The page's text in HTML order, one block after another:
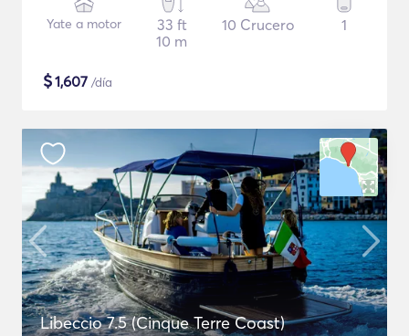
Yate a motor
33 ft
10 m
10 Crucero 1
$1,607 /día
Libeccio 7.5 (Cinque Terre Coast)